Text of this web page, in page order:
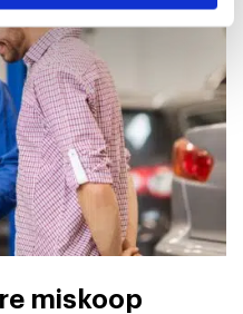
miskoop